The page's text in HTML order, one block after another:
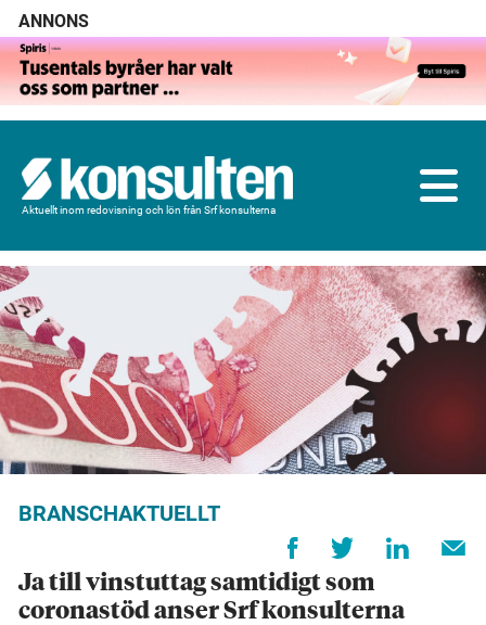
ANNONS
Aktuellt inom redovisning och lön från Srf konsulterna
BRANSCHAKTUELLT
Ja till vinstuttag samtidigt som
coronastöd anser Srf konsulterna